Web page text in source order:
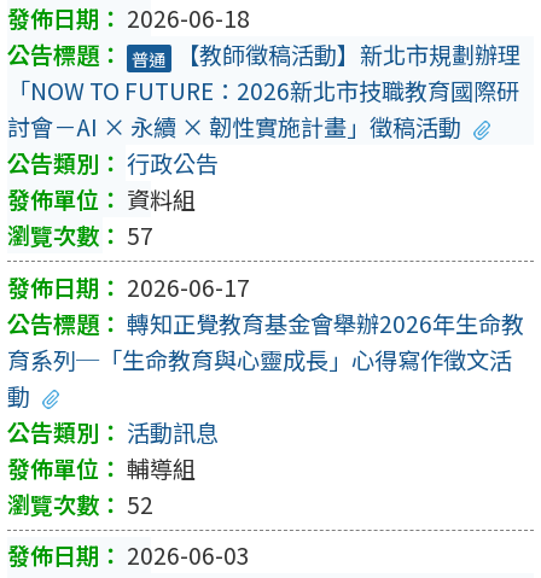
2026-06-18
普通
【教師徵稿活動】新北市規劃辦理
「NOW TO FUTURE：2026新北市技職教育國際研
討會－AI × 永續 × 韌性實施計畫」徵稿活動
行政公告
資料組
57
2026-06-17
轉知正覺教育基金會舉辦2026年生命教
育系列─「生命教育與心靈成長」心得寫作徵文活
動
活動訊息
輔導組
52
2026-06-03